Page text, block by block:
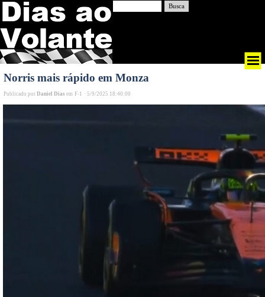
Busca
Norris mais rápido em Monza
Publicado por Daniel Dias em F-1 · 5/9/2025 18:40:00